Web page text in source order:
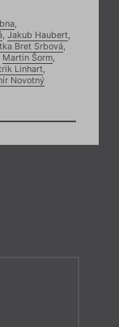
,
, Jakub Haubert,
Bret Srbová,
Martin Šorm,
Linhart,
Novotný